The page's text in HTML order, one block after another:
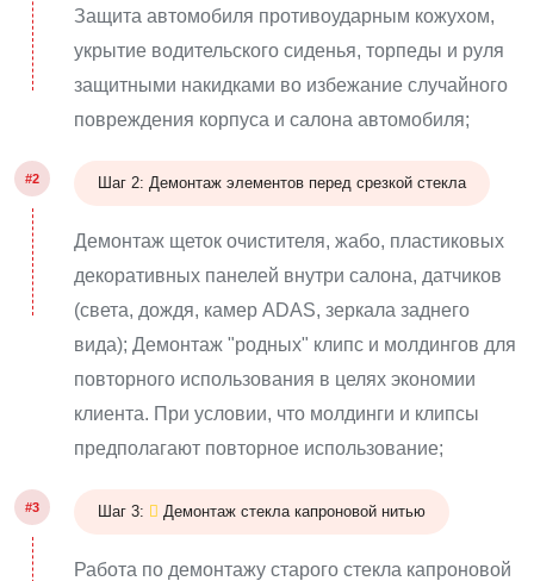
Защита автомобиля противоударным кожухом,
укрытие водительского сиденья, торпеды и руля
защитными накидками во избежание случайного
повреждения корпуса и салона автомобиля;
#2 Шаг 2: Демонтаж элементов перед срезкой стекла
Демонтаж щеток очистителя, жабо, пластиковых
декоративных панелей внутри салона, датчиков
(света, дождя, камер ADAS, зеркала заднего
вида); Демонтаж "родных" клипс и молдингов для
повторного использования в целях экономии
клиента. При условии, что молдинги и клипсы
предполагают повторное использование;
#3 Шаг 3: Демонтаж стекла капроновой нитью
Работа по демонтажу старого стекла капроновой